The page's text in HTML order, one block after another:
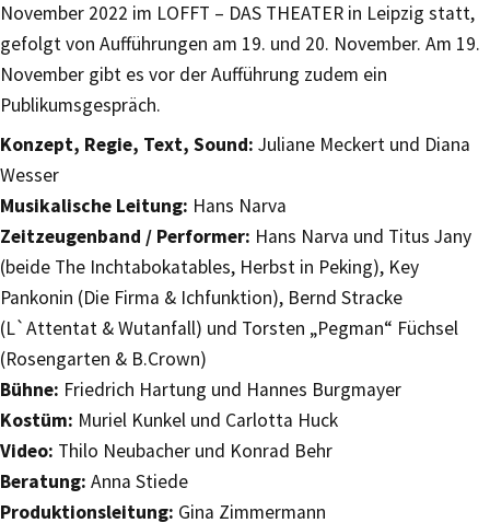
November 2022 im LOFFT – DAS THEATER in Leipzig statt,
gefolgt von Aufführungen am 19. und 20. November. Am 19.
November gibt es vor der Aufführung zudem ein
Publikumsgespräch.
Konzept, Regie, Text, Sound: Juliane Meckert und Diana
Wesser
Musikalische Leitung: Hans Narva
Zeitzeugenband / Performer: Hans Narva und Titus Jany
(beide The Inchtabokatables, Herbst in Peking), Key
Pankonin (Die Firma & Ichfunktion), Bernd Stracke
(L`Attentat & Wutanfall) und Torsten „Pegman“ Füchsel
(Rosengarten & B.Crown)
Bühne: Friedrich Hartung und Hannes Burgmayer
Kostüm: Muriel Kunkel und Carlotta Huck
Video: Thilo Neubacher und Konrad Behr
Beratung: Anna Stiede
Produktionsleitung: Gina Zimmermann